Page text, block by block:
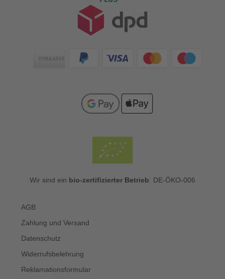
Zahlungsarten
Wir sind ein bio-zertifizierter Betrieb: DE-ÖKO-006
AGB
Zahlung und Versand
Datenschutz
Widerrufsbelehrung
Reklamationsformular